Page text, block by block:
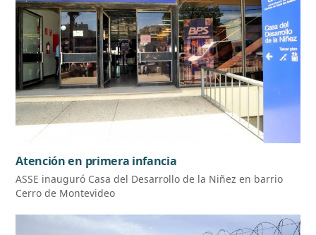
Atención en primera infancia
ASSE inauguró Casa del Desarrollo de la Niñez en barrio
Cerro de Montevideo